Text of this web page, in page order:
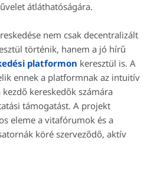
átláthatóságára.
nem csak decentralizált
történik, hanem a jó hírű
platformon keresztül is. A
ennek a platformnak az intuitív
kereskedők számára
támogatást. A projekt
eleme a vitafórumok és a
köré szerveződő, aktív